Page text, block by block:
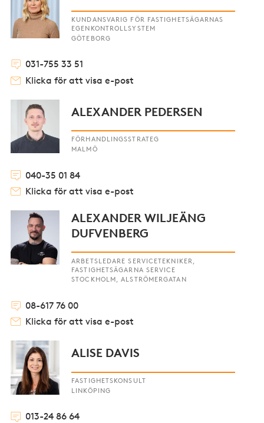
KUNDANSVARIG FÖR FASTIGHETSÄGARNAS
EGENKONTROLLSYSTEM
GÖTEBORG
031-755 33 51
Klicka för att visa e-post
ALEXANDER PEDERSEN
FÖRHANDLINGSSTRATEG
MALMÖ
040-35 01 84
Klicka för att visa e-post
ALEXANDER WILJEÄNG
DUFVENBERG
ARBETSLEDARE SERVICETEKNIKER,
FASTIGHETSÄGARNA SERVICE
STOCKHOLM, ALSTRÖMERGATAN
08-617 76 00
Klicka för att visa e-post
ALISE DAVIS
FASTIGHETSKONSULT
LINKÖPING
013-24 86 64